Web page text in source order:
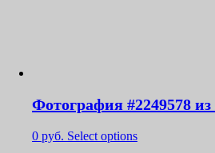
Фотография #2249578
0 руб. Select options